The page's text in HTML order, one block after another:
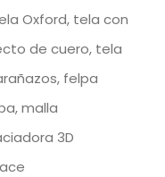
Oxford, tela con
de cuero, tela
felpa
malla
3D